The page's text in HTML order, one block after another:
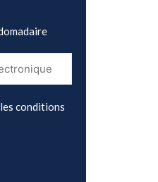
conditions